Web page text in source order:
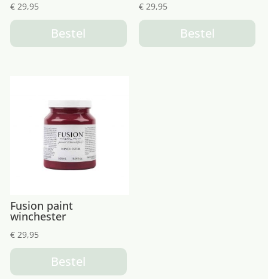
€29,95
Bestel
€ 29,95
Bestel
Fusion paint
winchester
€29,95
Bestel